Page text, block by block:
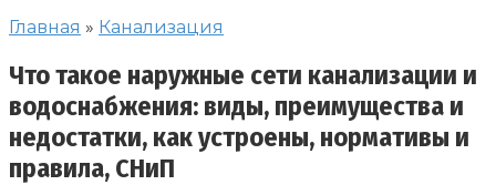
Главная » Канализация
Что такое наружные сети канализации и
водоснабжения: виды, преимущества и
недостатки, как устроены, нормативы и
правила, СНиП